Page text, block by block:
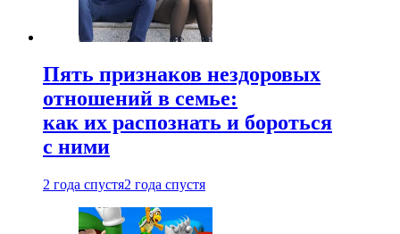
Пять признаков нездоровых
отношений в семье:
как их распознать и бороться
с ними
2 года спустя2 года спустя